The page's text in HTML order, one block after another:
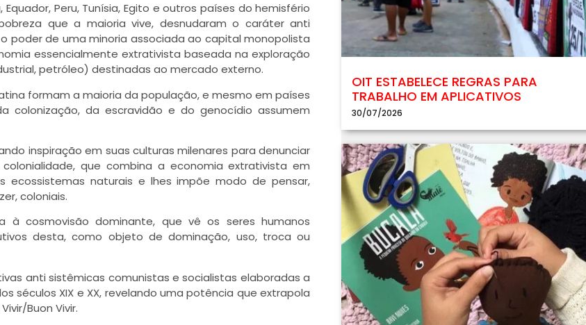
Peru, Tunísia, Egito e outros países do hemisfério
que a maioria vive, desnudaram o caráter anti
poder de uma minoria associada ao capital monopolista
essencialmente extrativista baseada na exploração
petróleo) destinadas ao mercado externo.
formam a maioria da população, e mesmo em países
colonização, da escravidão e do genocídio assumem
inspiração em suas culturas milenares para denunciar
que combina a economia extrativista em
ecossistemas naturais e lhes impõe modo de pensar,
coloniais.
à cosmovisão dominante, que vê os seres humanos
desta, como objeto de dominação, uso, troca ou
anti sistêmicas comunistas e socialistas elaboradas a
séculos XIX e XX, revelando uma potência que extrapola
Buon Vivir.
OIT ESTABELECE REGRAS PARA
TRABALHO EM APLICATIVOS
30/07/2026